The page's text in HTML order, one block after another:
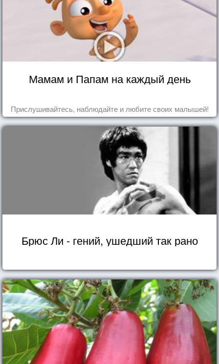
Мамам и Папам на каждый день
Прислушивайтесь, наблюдайте и любите своих малышей!
Брюс Ли - гений, ушедший так рано